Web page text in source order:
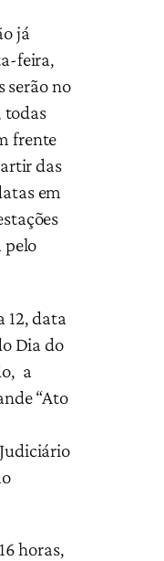
já
feira,
serão no
todas
frente
das
em
pelo
12, data
Dia do
a
“Ato
horas,